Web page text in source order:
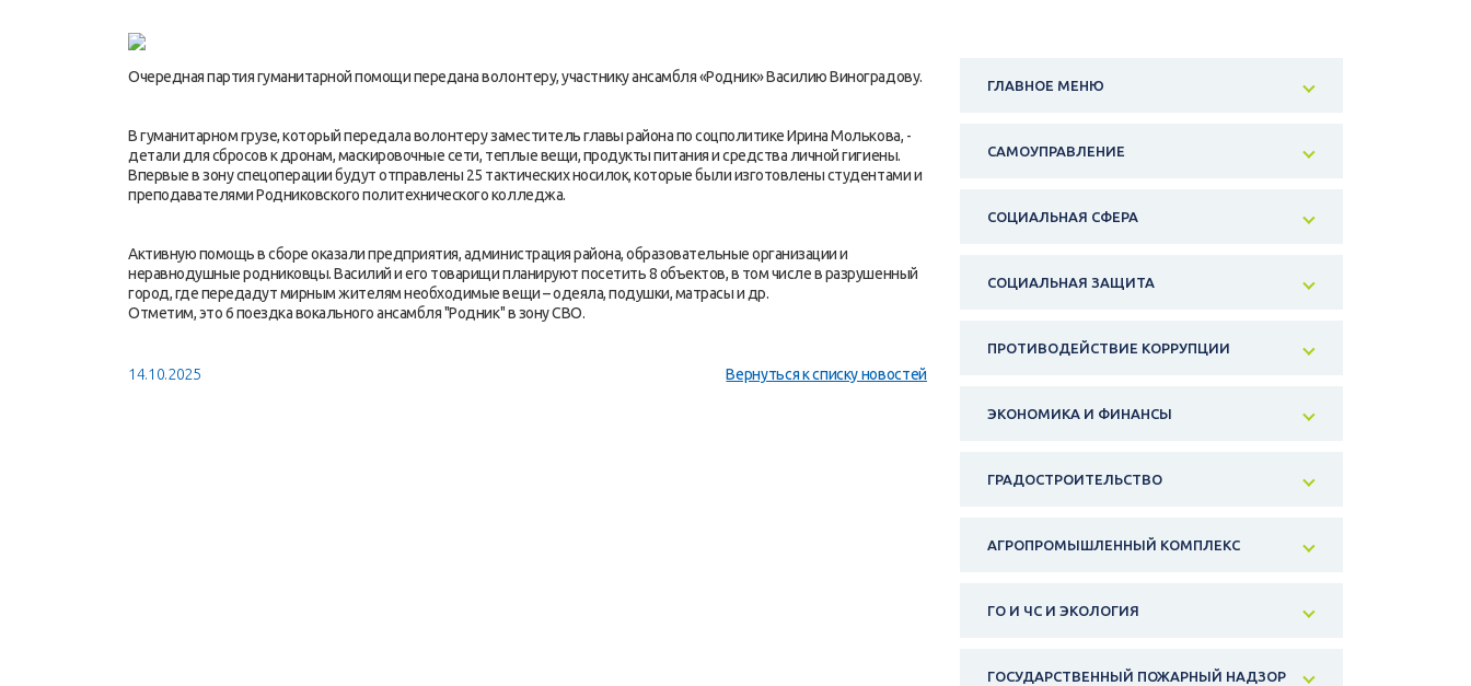
Очередная партия гуманитарной помощи передана волонтеру, участнику ансамбля «Родник» Василию Виноградову.
В гуманитарном грузе, который передала волонтеру заместитель главы района по соцполитике Ирина Молькова, -
детали для сбросов к дронам, маскировочные сети, теплые вещи, продукты питания и средства личной гигиены.
Впервые в зону спецоперации будут отправлены 25 тактических носилок, которые были изготовлены студентами и
преподавателями Родниковского политехнического колледжа.
Активную помощь в сборе оказали предприятия, администрация района, образовательные организации и
неравнодушные родниковцы. Василий и его товарищи планируют посетить 8 объектов, в том числе в разрушенный
город, где передадут мирным жителям необходимые вещи – одеяла, подушки, матрасы и др.
Отметим, это 6 поездка вокального ансамбля "Родник" в зону СВО.
14.10.2025 Вернуться к списку новостей
ГЛАВНОЕ МЕНЮ
САМОУПРАВЛЕНИЕ
СОЦИАЛЬНАЯ СФЕРА
СОЦИАЛЬНАЯ ЗАЩИТА
ПРОТИВОДЕЙСТВИЕ КОРРУПЦИИ
ЭКОНОМИКА И ФИНАНСЫ
ГРАДОСТРОИТЕЛЬСТВО
АГРОПРОМЫШЛЕННЫЙ КОМПЛЕКС
ГО И ЧС И ЭКОЛОГИЯ
ГОСУДАРСТВЕННЫЙ ПОЖАРНЫЙ НАДЗОР